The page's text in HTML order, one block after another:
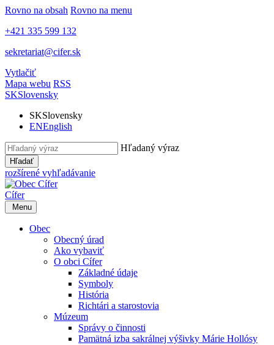
Rovno na obsah Rovno na menu
+421 335 599 132
sekretariat@cifer.sk
Vytlačiť
Mapa webu RSS
SKSlovensky
SKSlovensky
ENEnglish
Hľadaný výraz
Hľadať
rozšírené vyhľadávanie
Cífer
Menu
Obec
Obecný úrad
Ako vybaviť
O obci Cífer
Základné údaje
Symboly
História
Richtári a starostovia
Múzeum
Správy o činnosti
Pamätná izba sakrálnej výšivky Márie Hollósy